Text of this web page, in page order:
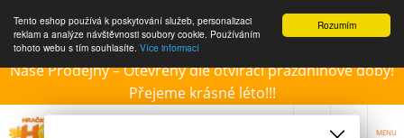
Rozumím
Tento eshop používá k poskytování služeb, personalizaci
reklam a analýze návštěvnosti soubory cookie. Používáním
tohoto webu s tím souhlasíte. Více informací
Naše Prodejny – Otevřeny dle otvírací prázdninové doby!
Přejeme krásné léto!!!
MENU